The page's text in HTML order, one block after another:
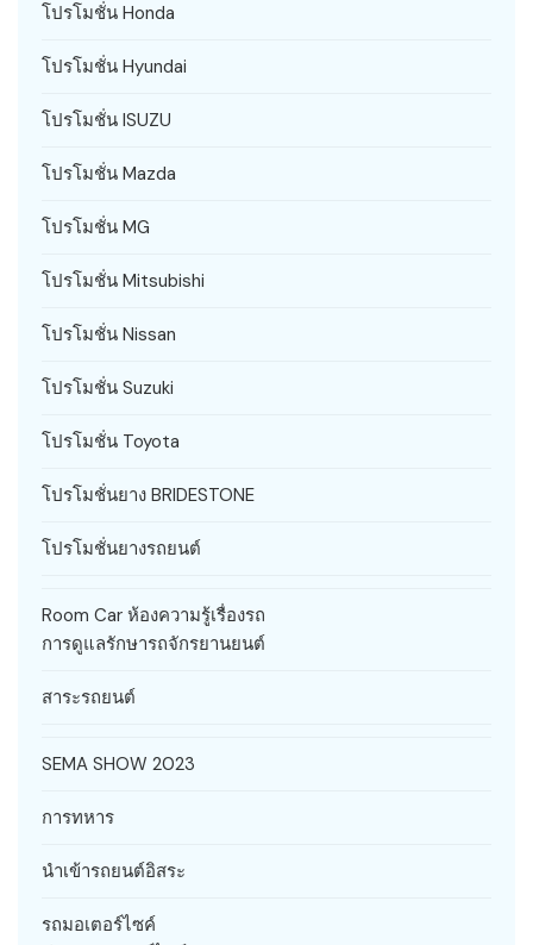
โปรโมชั่น Honda
โปรโมชั่น Hyundai
โปรโมชั่น ISUZU
โปรโมชั่น Mazda
โปรโมชั่น MG
โปรโมชั่น Mitsubishi
โปรโมชั่น Nissan
โปรโมชั่น Suzuki
โปรโมชั่น Toyota
โปรโมชั่นยาง BRIDESTONE
โปรโมชั่นยางรถยนต์
Room Car ห้องความรู้เรื่องรถ
การดูแลรักษารถจักรยานยนต์
สาระรถยนต์
SEMA SHOW 2023
การทหาร
นำเข้ารถยนต์อิสระ
รถมอเตอร์ไซค์